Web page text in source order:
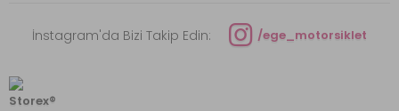
İnstagram'da Bizi Takip Edin: /ege_motorsiklet